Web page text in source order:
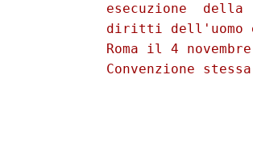
esecuzione  della
diritti dell'uomo
Roma il 4